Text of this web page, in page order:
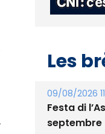
Les
09/08/2026